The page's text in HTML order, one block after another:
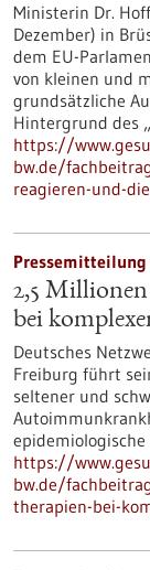
Ministerin Dr.
Dezember) in
dem EU-
von kleinen und
grundsätzliche
Hintergrund des
https://
bw.de/
reagieren-und-
Pressemitteilung
2,5 Millionen
bei
Deutsches
Freiburg führt
seltener und
epidemiologische
https://
bw.de/
therapien-bei-